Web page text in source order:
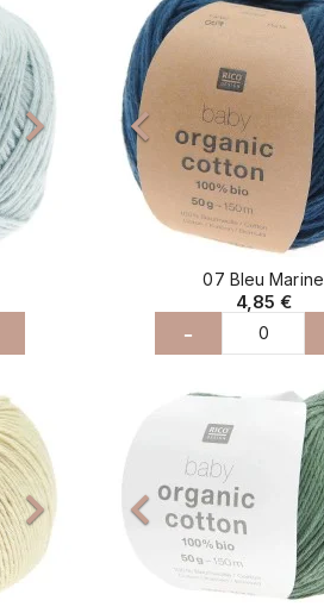
 
07 Bleu Marine
4,85 €
-
 